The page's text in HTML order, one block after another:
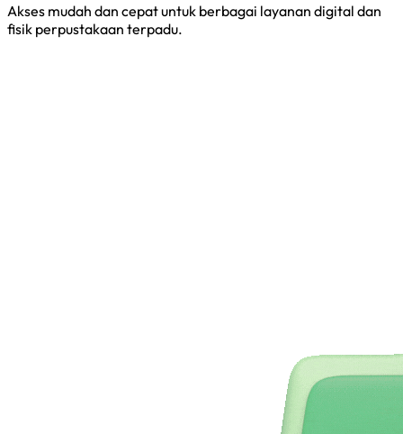
Akses mudah dan cepat untuk berbagai layanan digital dan
fisik perpustakaan terpadu.